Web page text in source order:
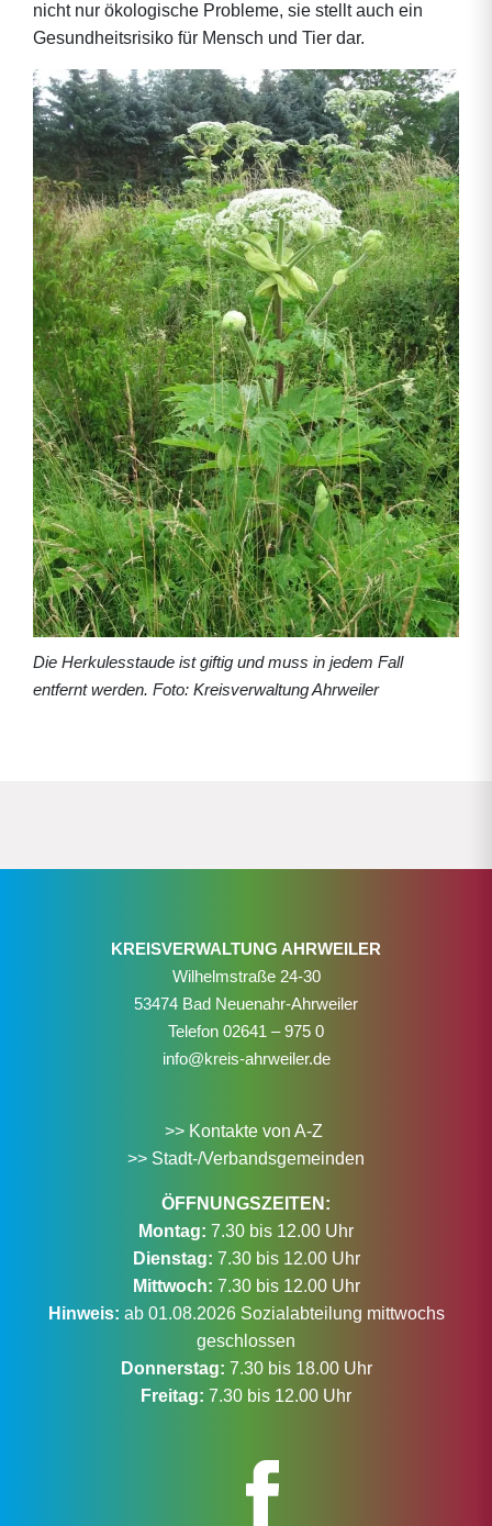
nicht nur ökologische Probleme, sie stellt auch ein
Gesundheitsrisiko für Mensch und Tier dar.
Die Herkulesstaude ist giftig und muss in jedem Fall
entfernt werden. Foto: Kreisverwaltung Ahrweiler
KREISVERWALTUNG AHRWEILER
Wilhelmstraße 24-30
53474 Bad Neuenahr-Ahrweiler
Telefon 02641 – 975 0
info@kreis-ahrweiler.de
>> Kontakte von A-Z
>> Stadt-/Verbandsgemeinden
ÖFFNUNGSZEITEN:
Montag: 7.30 bis 12.00 Uhr
Dienstag: 7.30 bis 12.00 Uhr
Mittwoch: 7.30 bis 12.00 Uhr
Hinweis: ab 01.08.2026 Sozialabteilung mittwochs
geschlossen
Donnerstag: 7.30 bis 18.00 Uhr
Freitag: 7.30 bis 12.00 Uhr